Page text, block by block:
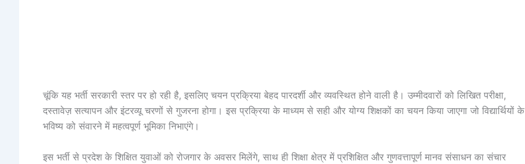
चूंकि यह भर्ती सरकारी स्तर पर हो रही है, इसलिए चयन प्रक्रिया बेहद पारदर्शी और व्यवस्थित होने वाली है। उम्मीदवारों को लिखित परीक्षा,
दस्तावेज़ सत्यापन और इंटरव्यू चरणों से गुजरना होगा। इस प्रक्रिया के माध्यम से सही और योग्य शिक्षकों का चयन किया जाएगा जो विद्यार्थियों के
भविष्य को संवारने में महत्वपूर्ण भूमिका निभाएंगे।
इस भर्ती से प्रदेश के शिक्षित युवाओं को रोजगार के अवसर मिलेंगे, साथ ही शिक्षा क्षेत्र में प्रशिक्षित और गुणवत्तापूर्ण मानव संसाधन का संचार